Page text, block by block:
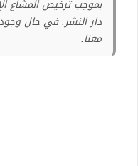
بموجب ترخيص المشاع
دار النشر. في حال
معنا.